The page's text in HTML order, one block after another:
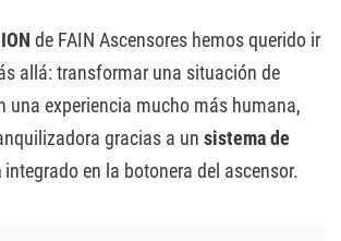
de FAIN Ascensores hemos querido ir
allá: transformar una situación de
una experiencia mucho más humana,
gracias a un sistema de
integrado en la botonera del ascensor.